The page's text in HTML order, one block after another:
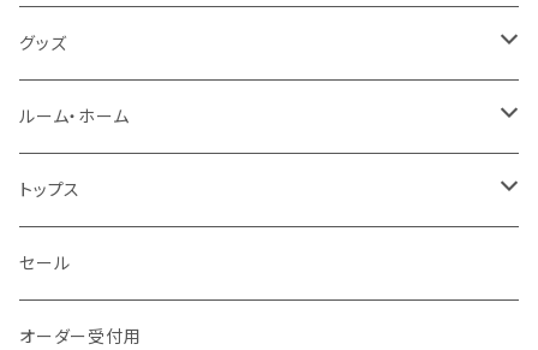
グッズ
タッセルgrowキーホルダー
風呂敷
ストール
ポーチ
ルーム・ホーム
クッションカバー
エプロン
のれん
トップス
パーカ
Tシャツ
セール
オーダー受付用